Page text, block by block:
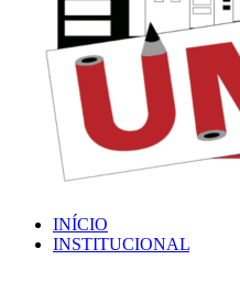
INÍCIO
INSTITUCIONAL